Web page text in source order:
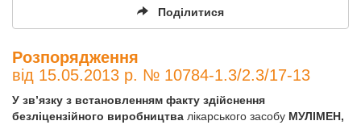
Поділитися
Розпорядження
від 15.05.2013 р. № 10784-1.3/2.3/17-13
У зв’язку з встановленням факту здійснення
безліцензійного виробництва лікарського засобу МУЛІМЕН,